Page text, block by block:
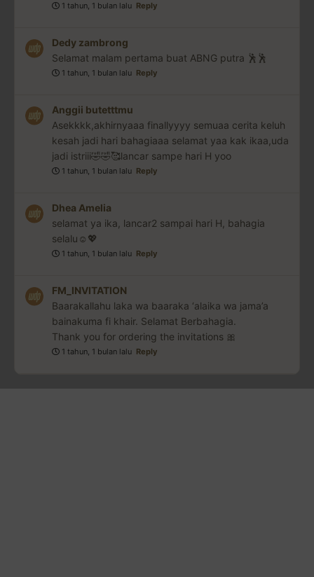
1 tahun, 1 bulan lalu Reply
Dedy zambrong
Selamat malam pertama buat ABNG putra 🕺🕺
1 tahun, 1 bulan lalu Reply
Anggii butetttmu
Asekkkk,akhirnyaaa finallyyyy semuaa cerita keluh
kesah jadi hari bahagiaaa selamat yaa kak ikaa,uda
jadi istriii🤣🤣🥰lancar sampe hari H yoo
1 tahun, 1 bulan lalu Reply
Dhea Amelia
selamat ya ika, lancar2 sampai hari H, bahagia
selalu☺️💖
1 tahun, 1 bulan lalu Reply
FM_INVITATION
Baarakallahu laka wa baaraka ‘alaika wa jama’a
bainakuma fi khair. Selamat Berbahagia.
Thank you for ordering the invitations 🎀
1 tahun, 1 bulan lalu Reply